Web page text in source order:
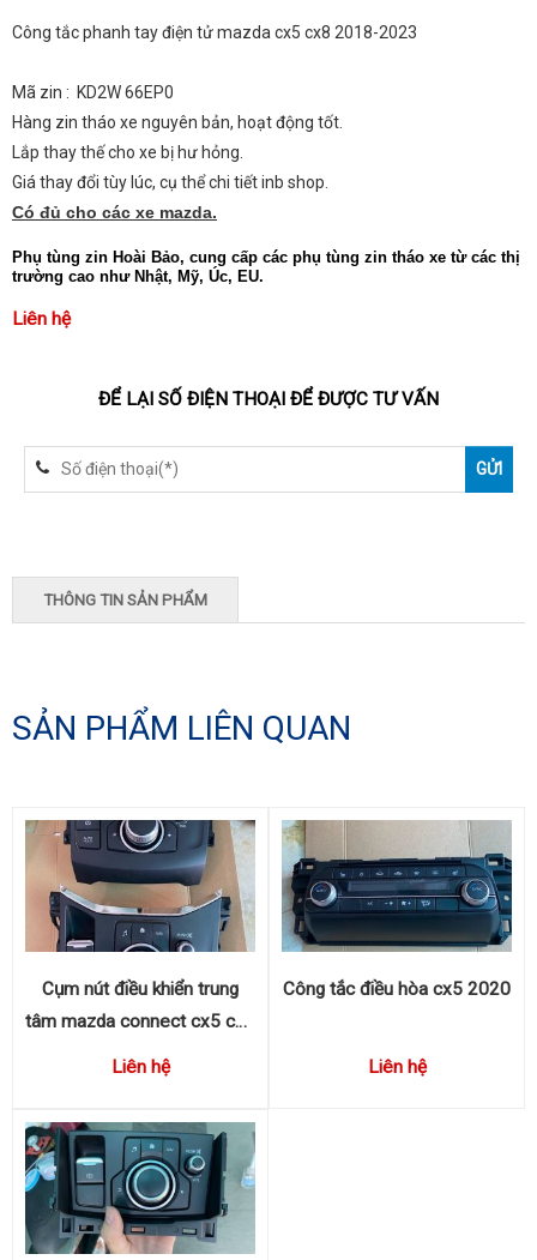
Công tắc phanh tay điện tử mazda cx5 cx8 2018-2023
Mã zin : KD2W 66EP0
Hàng zin tháo xe nguyên bản, hoạt động tốt.
Lắp thay thế cho xe bị hư hỏng.
Giá thay đổi tùy lúc, cụ thể chi tiết inb shop.
Có đủ cho các xe mazda.
Phụ tùng zin Hoài Bảo, cung cấp các phụ tùng zin tháo xe từ các thị
trường cao như Nhật, Mỹ, Úc, EU.
Liên hệ
ĐỂ LẠI SỐ ĐIỆN THOẠI ĐỂ ĐƯỢC TƯ VẤN
THÔNG TIN SẢN PHẨM
SẢN PHẨM LIÊN QUAN
Cụm nút điều khiển trung
tâm mazda connect cx5 cx8
KB7W66CM0
Liên hệ
Công tắc điều hòa cx5 2020
Liên hệ